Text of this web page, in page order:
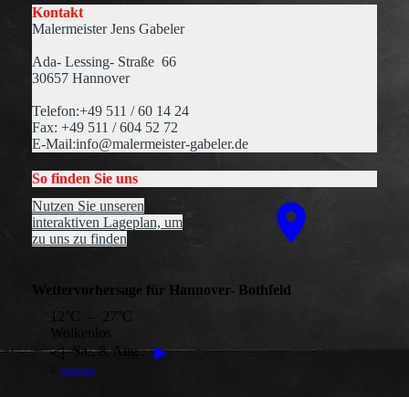
Kontakt
Malermeister Jens Gabeler
Ada- Lessing- Straße 66
30657 Hannover
Telefon:+49 511 / 60 14 24
Fax: +49 511 / 604 52 72
E-Mail:info@malermeister-gabeler.de
So finden Sie uns
Nutzen Sie unseren
interaktiven La­ge­plan, um
zu uns zu finden
Wettervorhersage für Hannover- Bothfeld
12°C – 27°C
Wolkenlos
◁ Sa., 8. Aug.. ▶
wetter.net